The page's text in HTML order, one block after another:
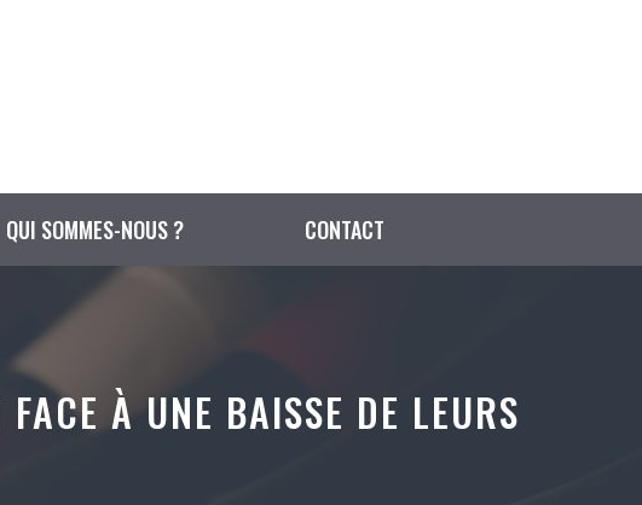
QUI SOMMES-NOUS ? CONTACT
À UNE BAISSE DE LEURS